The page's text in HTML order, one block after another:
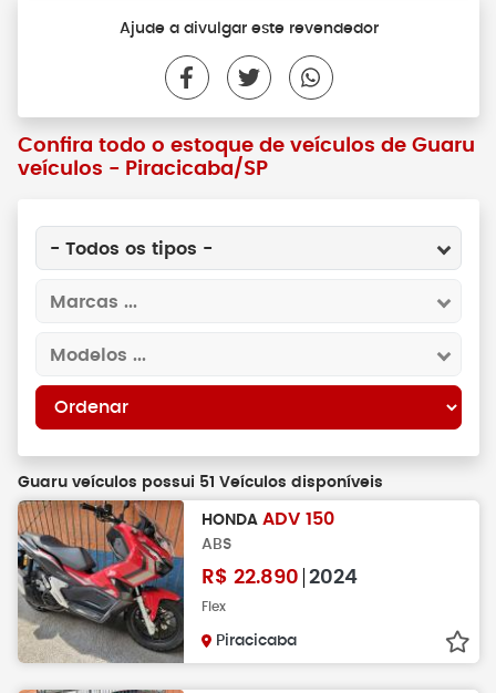
Ajude a divulgar este revendedor
Confira todo o estoque de veículos de Guaru
veículos - Piracicaba/SP
- Todos os tipos -
Marcas ...
Modelos ...
Guaru veículos possui 51 Veículos disponíveis
HONDA ADV 150
ABS
R$ 22.890 2024
Flex
Piracicaba